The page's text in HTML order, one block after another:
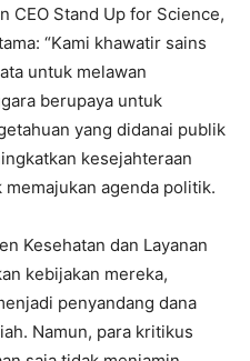
CEO Stand Up for Science,
“Kami khawatir sains
untuk melawan
berupaya untuk
yang didanai publik
kesejahteraan
agenda politik.
Kesehatan dan Layanan
kebijakan mereka,
penyandang dana
Namun, para kritikus